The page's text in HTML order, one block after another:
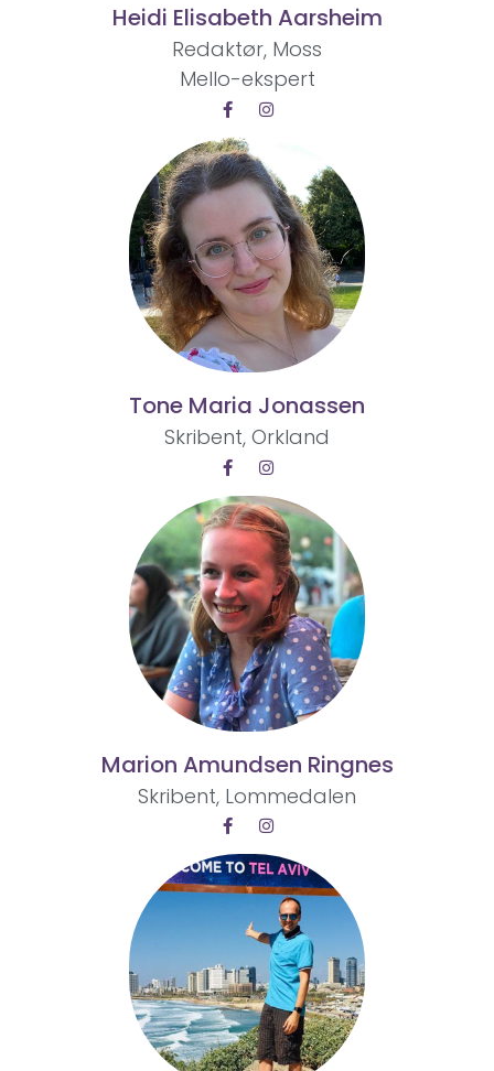
Heidi Elisabeth Aarsheim
Redaktør, Moss
Mello-ekspert
Tone Maria Jonassen
Skribent, Orkland
Marion Amundsen Ringnes
Skribent, Lommedalen